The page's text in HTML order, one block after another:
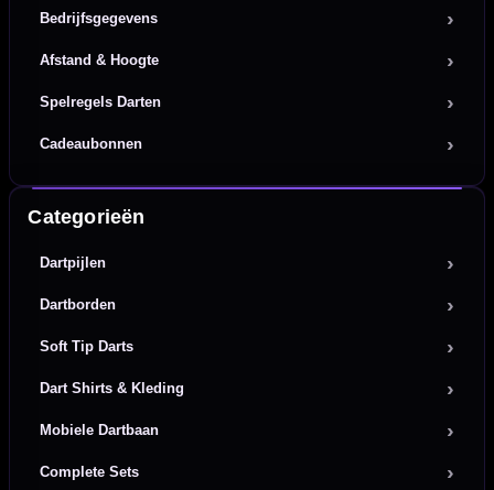
Bedrijfsgegevens
Afstand & Hoogte
Spelregels Darten
Cadeaubonnen
Categorieën
Dartpijlen
Dartborden
Soft Tip Darts
Dart Shirts & Kleding
Mobiele Dartbaan
Complete Sets